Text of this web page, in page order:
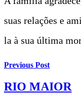
suas relações e
la à sua última
Previous Post
RIO MAIOR